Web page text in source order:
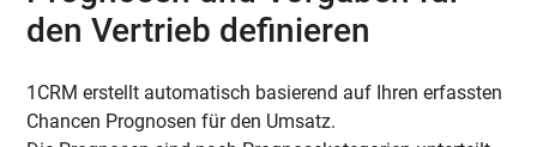
den Vertrieb definieren
1CRM erstellt automatisch basierend auf Ihren erfassten
Chancen Prognosen für den Umsatz.